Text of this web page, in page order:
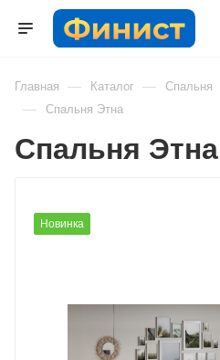
Главная — Каталог — Спальня
— Спальня Этна
Спальня Этна
Новинка